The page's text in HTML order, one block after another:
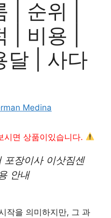
| 순위 |
| 비용 |
달 | 사다
Medina
시면 상품이있습니다.
포장이사 이삿짐센
안내
작을 의미하지만, 그 과